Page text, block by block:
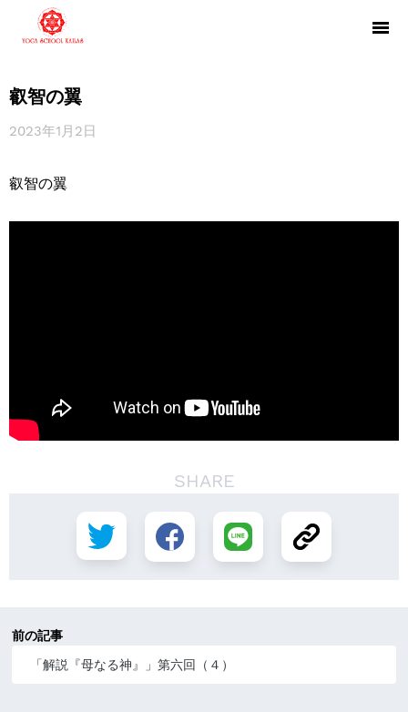
叡智の翼
2023年1月2日
叡智の翼
SHARE
前の記事
「解説『母なる神』」第六回（４）